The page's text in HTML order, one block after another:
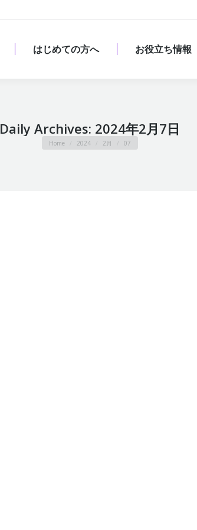
はじめての方へ お役立ち情報
Daily Archives: 2024年2月7日
You are here:
Home 2024 2月 07
はじめての方へ お役立ち情報